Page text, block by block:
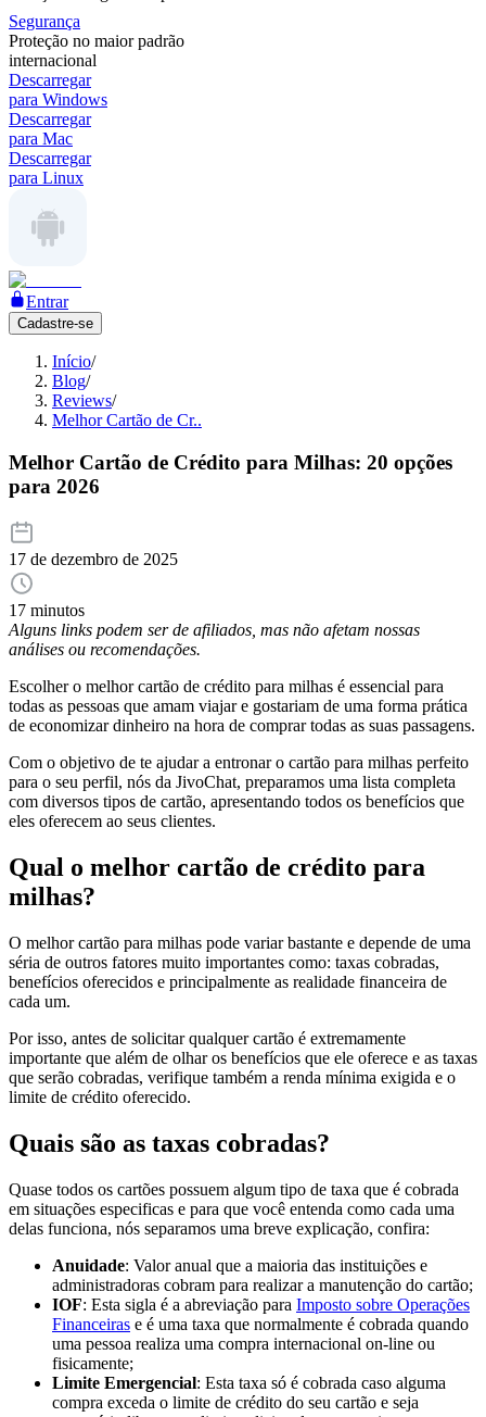
Segurança
Proteção no maior padrão
internacional
Descarregar
para Windows
Descarregar
para Mac
Descarregar
para Linux
Entrar
Cadastre-se
Início/
Blog/
Reviews/
Melhor Cartão de Cr..
Melhor Cartão de Crédito para Milhas: 20 opções
para 2026
17 de dezembro de 2025
17 minutos
Alguns links podem ser de afiliados, mas não afetam nossas
análises ou recomendações.
Escolher o melhor cartão de crédito para milhas é essencial para
todas as pessoas que amam viajar e gostariam de uma forma prática
de economizar dinheiro na hora de comprar todas as suas passagens.
Com o objetivo de te ajudar a entronar o cartão para milhas perfeito
para o seu perfil, nós da JivoChat, preparamos uma lista completa
com diversos tipos de cartão, apresentando todos os benefícios que
eles oferecem ao seus clientes.
Qual o melhor cartão de crédito para
milhas?
O melhor cartão para milhas pode variar bastante e depende de uma
séria de outros fatores muito importantes como: taxas cobradas,
benefícios oferecidos e principalmente as realidade financeira de
cada um.
Por isso, antes de solicitar qualquer cartão é extremamente
importante que além de olhar os benefícios que ele oferece e as taxas
que serão cobradas, verifique também a renda mínima exigida e o
limite de crédito oferecido.
Quais são as taxas cobradas?
Quase todos os cartões possuem algum tipo de taxa que é cobrada
em situações especificas e para que você entenda como cada uma
delas funciona, nós separamos uma breve explicação, confira:
Anuidade: Valor anual que a maioria das instituições e
administradoras cobram para realizar a manutenção do cartão;
IOF: Esta sigla é a abreviação para Imposto sobre Operações
Financeiras e é uma taxa que normalmente é cobrada quando
uma pessoa realiza uma compra internacional on-line ou
fisicamente;
Limite Emergencial: Esta taxa só é cobrada caso alguma
compra exceda o limite de crédito do seu cartão e seja